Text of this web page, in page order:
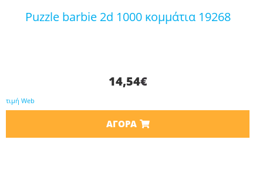
puzzle barbie 2d 1000 κομμάτια 19268
14,54€
τιμή Web
ΑΓΟΡΆ